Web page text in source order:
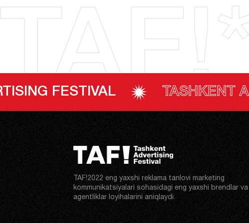
TASHKENT
TAF!2022 eng yaxshi reklama tanlovi marketing
kommunikatsiyalari sohasidagi eng yaxshi brendlar va
agentliklar loyihalarini aniqlaydi.